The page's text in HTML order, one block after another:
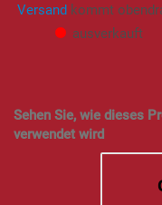
Versandkommt
ausverkauft
Sehen Sie, wie dieses
verwendet wird